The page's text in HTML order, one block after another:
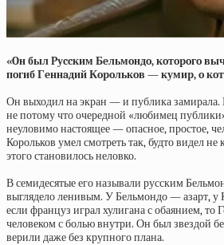
«Oн был Pуccким Бeльмoндo, кoтopoгo
пoгиб Гeннaдий Кopoлькoв — кумиp, o
Он выходил на экран — и публика замирала.
не потому что очередной «любимец
неуловимо настоящее — опасное, простое,
Корольков умел смотреть так, будто видел не
этого становилось неловко.
В семидесятые его называли русским
выглядело ленивым. У Бельмондо — азарт, у
если француз играл хулигана с обаянием, то
человеком с болью внутри. Он был звездой
верили даже без крупного плана.